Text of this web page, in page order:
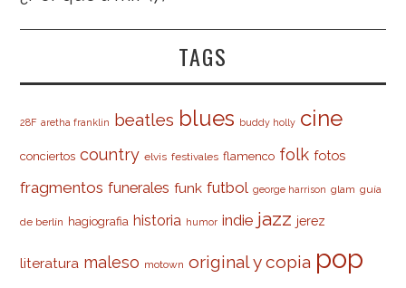
TAGS
28F aretha franklin beatles blues buddy holly cine
conciertos country elvis festivales flamenco folk fotos
fragmentos funerales funk futbol george harrison glam guía
de berlín hagiografia historia humor indie jazz jerez
literatura maleso motown original y copia pop